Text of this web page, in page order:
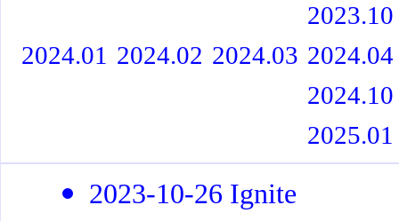
2023.10
2024.01 2024.02 2024.03 2024.04
2024.10
2025.01
2023-10-26 Ignite